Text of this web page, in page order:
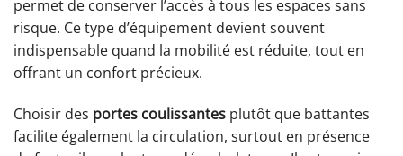
permet de conserver l’accès à tous les espaces sans
risque. Ce type d’équipement devient souvent
indispensable quand la mobilité est réduite, tout en
offrant un confort précieux.
Choisir des portes coulissantes plutôt que battantes
facilite également la circulation, surtout en présence